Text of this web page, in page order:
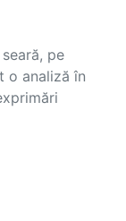
pe
o analiză în